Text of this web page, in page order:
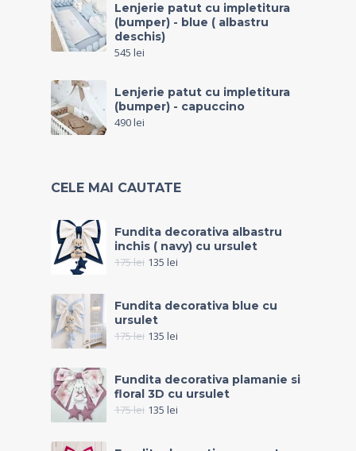
Lenjerie patut cu impletitura
(bumper) - blue ( albastru
deschis)
545 lei
Lenjerie patut cu impletitura
(bumper) - capuccino
490lei
CELE MAI CAUTATE
Fundita decorativa albastru
inchis ( navy) cu ursulet
175lei 135 lei
Fundita decorativa blue cu
ursulet
175lei 135 lei
Fundita decorativa plamanie si
floral 3D cu ursulet
175lei 135 lei